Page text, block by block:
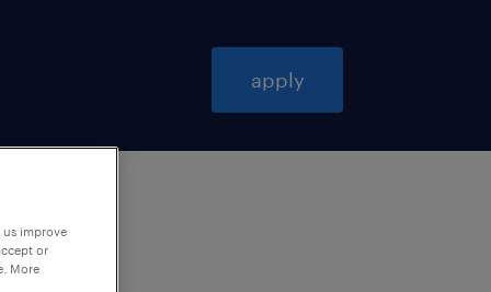
apply
improve
or
More